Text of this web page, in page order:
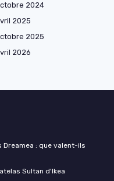
2024
2025
2025
2026
Dreamea : que valent-ils
Sultan d'Ikea